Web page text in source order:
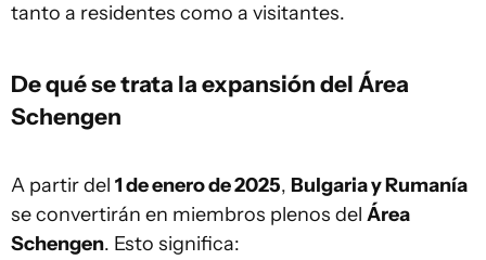
tanto a residentes como a visitantes.
De qué se trata la expansión del Área
Schengen
A partir del 1 de enero de 2025, Bulgaria y Rumanía
se convertirán en miembros plenos del Área
Schengen. Esto significa: